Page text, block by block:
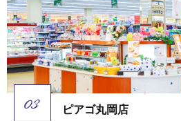
ピアゴ丸岡店